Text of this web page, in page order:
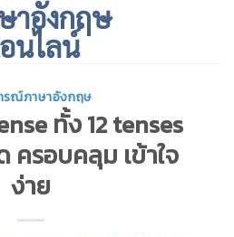
รณ์ภาษาอังกฤษ
ทั้ง 12 tenses
ครอบคลุม เข้าใจ
ง่าย